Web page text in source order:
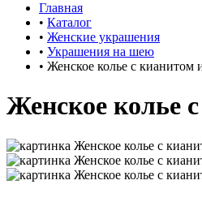
Главная
• Каталог
• Женские украшения
• Украшения на шею
• Женское колье с
Женское колье